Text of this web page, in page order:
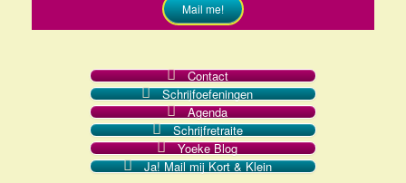
Mail me!
Contact
Schrijfoefeningen
Agenda
Schrijfretraite
Yoeke Blog
Ja! Mail mij Kort & Klein